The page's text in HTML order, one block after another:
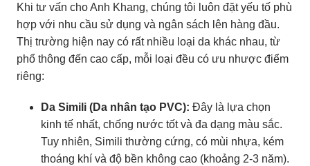
Khi tư vấn cho Anh Khang, chúng tôi luôn đặt yếu tố phù
hợp với nhu cầu sử dụng và ngân sách lên hàng đầu.
Thị trường hiện nay có rất nhiều loại da khác nhau, từ
phổ thông đến cao cấp, mỗi loại đều có ưu nhược điểm
riêng:
Da Simili (Da nhân tạo PVC): Đây là lựa chọn
kinh tế nhất, chống nước tốt và đa dạng màu sắc.
Tuy nhiên, Simili thường cứng, có mùi nhựa, kém
thoáng khí và độ bền không cao (khoảng 2-3 năm).